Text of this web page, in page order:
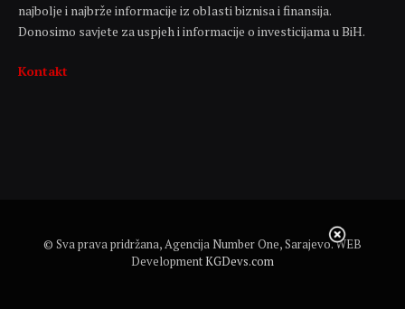
najbolje i najbrže informacije iz oblasti biznisa i finansija.
Donosimo savjete za uspjeh i informacije o investicijama u BiH.
Kontakt
© Sva prava pridržana, Agencija Number One, Sarajevo. WEB
DevelopmentKGDevs.com